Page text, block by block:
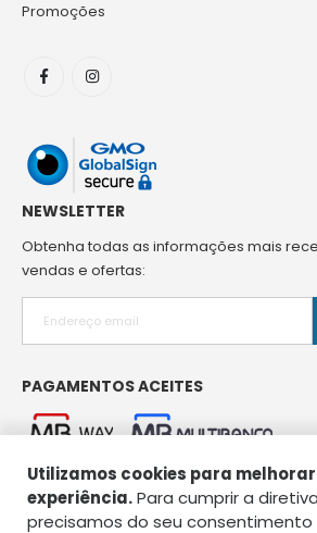
Utilizamos cookies para
experiência.Para cumprir a
precisamos do seu consentimento
Promoções
NEWSLETTER
Obtenha todas as informações mais
vendas e ofertas:
PAGAMENTOS ACEITES